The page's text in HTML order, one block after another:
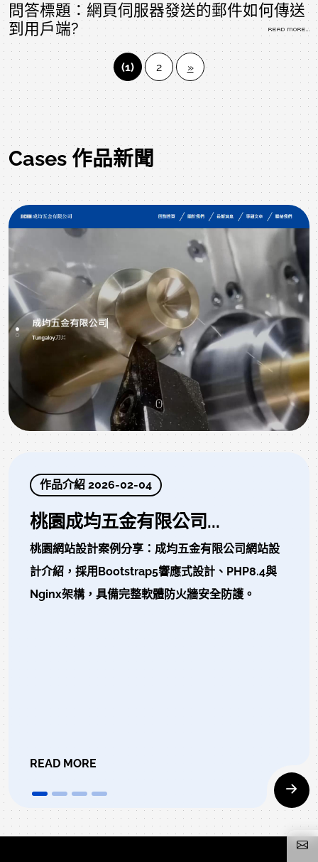
問答標題：網頁伺服器發送的郵件如何傳送
到用戶端?
(1) 2 »
Cases 作品新聞
作品介紹 2026-02-04
桃園成均五金有限公司...
桃園網站設計案例分享：成均五金有限公司網站設
計介紹，採用Bootstrap5響應式設計、PHP8.4與
Nginx架構，具備完整軟體防火牆安全防護。
READ MORE